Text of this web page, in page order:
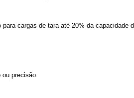
cargas de tara até 20% da capacidade
ou precisão.